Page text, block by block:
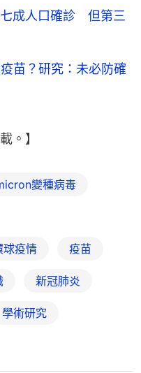
成人口確診 但第三
苗？研究：未必防確
。】
變種病毒
球疫情 疫苗
新冠肺炎
學術研究